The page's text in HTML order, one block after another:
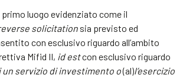
luogo evidenziato come il
solicitation sia previsto ed
con esclusivo riguardo all’ambito
Mifid II, id estcon esclusivo riguardo
servizio di investimento o(al)l’esercizio